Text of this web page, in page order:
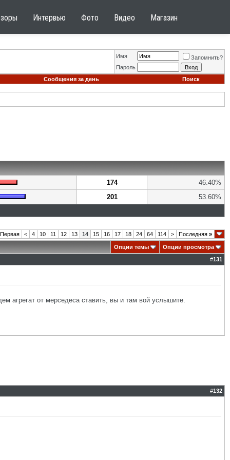
Интервью Фото Видео Магазин
Имя
Запомнить?
Пароль
Сообщения за день Поиск
174
46.40%
201 53.60%
Первая < 4 10 11 12 13 14 15 16 17 18 24 64 114 > Последняя »
Опции темы
Опции просмотра
#131
агрегат от мерседеса ставить, вы и там вой услышите.
#132